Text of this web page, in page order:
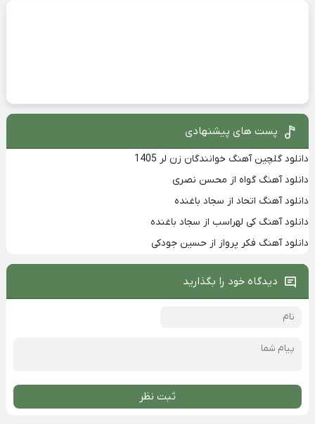
پست های پیشنهادی
دانلود گلچین آهنگ خوانندگان زن لر 1405
دانلود آهنگ گواه از محسن نصری
دانلود آهنگ اتحاد از سجاد باغنده
دانلود آهنگ کی لهراسب از سجاد باغنده
دانلود آهنگ فکر پرواز از حسین جودکی
دیدگاه خود را بگذارید
ثبت نظر